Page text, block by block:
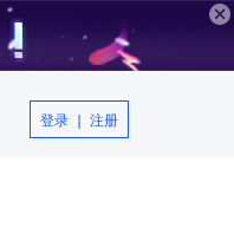
登录 | 注册